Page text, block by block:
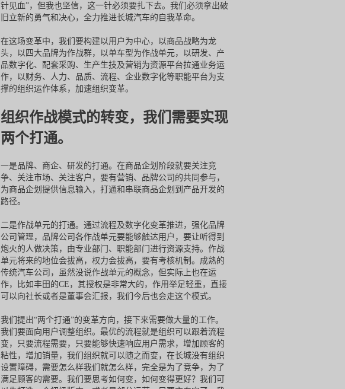
针见血”，但我也坚信，这一针必须要扎下去。我们必须拿出破
旧立新的勇气和决心，全力推进长城汽车的自我革命。
在这场变革中，我们要构建以用户为中心，以商品战略为龙
头，以四大品牌为作战群，以单车型为作战单元，以研发、产
品数字化、配套采购、生产生技及营销为资源平台拉通业务运
作，以财务、人力、品质、流程、企业数字化等职能平台为支
撑的组织运作体系，加速组织变革。
组织作战模式的转变，我们需要实现
两个打通。
一是品牌、商企、研发的打通。在商品企划阶段就要关注竞
争、关注市场、关注客户，要有营销、品牌公司的共同参与，
为商品企划提供信息输入，打通和串联商品企划到产品开发的
路径。
二是作战单元的打通。通过流程及数字化变革推进，强化品牌
公司管理，品牌公司各作战单元要能够触达用户，要让听得到
炮火的人做决策，由专业部门、职能部门进行资源支持。作战
单元将来的地位会拔高，权力会拔高，要有考核机制。成熟的
传统汽车公司，虽然没说作战单元的概念，但实际上也在运
作，比如丰田的CE，其授权是非常大的，作用举足轻重，直接
可以向社长或者是董事会汇报，我们今后也会走这个模式。
我们提出“两个打通”的变革方向，接下来需要做大量的工作。
我们要面向用户调整组织。最优的流程就是组织可以跟着流程
变，只要流程需要，只要能够快速响应用户需求，增加顾客的
粘性，增加销量，我们组织就可以随之而变，在长城没有组织
设置障碍，需要怎么样我们就怎么样，完全是为了竞争，为了
满足顾客的需要。我们要思考如何变，如何变得更好？我们可